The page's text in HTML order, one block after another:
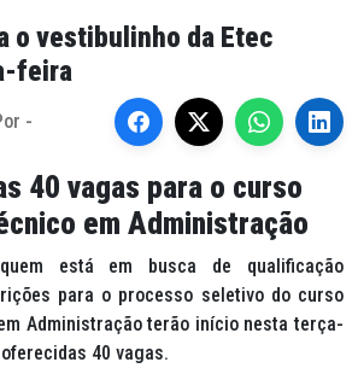
o vestibulinho da Etec
feira
-
40 vagas para o curso
em Administração
está em busca de qualificação
para o processo seletivo do curso
Administração terão início nesta terça-
40 vagas.